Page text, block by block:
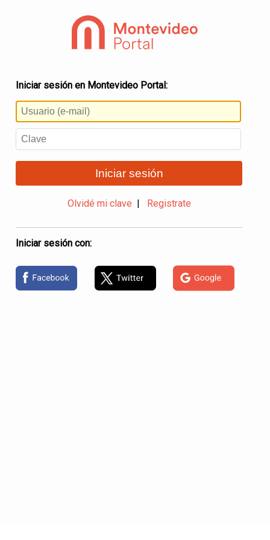
Iniciar sesión en Montevideo Portal:
Iniciar sesión
Olvidé mi clave Registrate
Iniciar sesión con: